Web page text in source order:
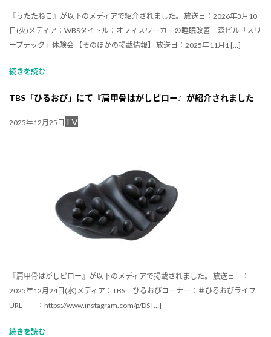
『うたたねこ』が以下のメディアで紹介されました。 放送日：2026年3月10
日(火)メディア：WBSタイトル：オフィスワーカーの睡眠改善 森ビル「スリ
ープテック」体験会 【そのほかの掲載情報】 放送日：2025年11月1 […]
続きを読む
TBS「ひるおび」にて『肩甲骨はがしピロー』が紹介されました
2025年12月25日 TV
『肩甲骨はがしピロー』が以下のメディアで掲載されました。 放送日 ：
2025年12月24日(水)メディア：TBS ひるおびコーナー：＃ひるおびライフ
URL ：https://www.instagram.com/p/DS […]
続きを読む